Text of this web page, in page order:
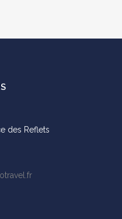
des Reflets